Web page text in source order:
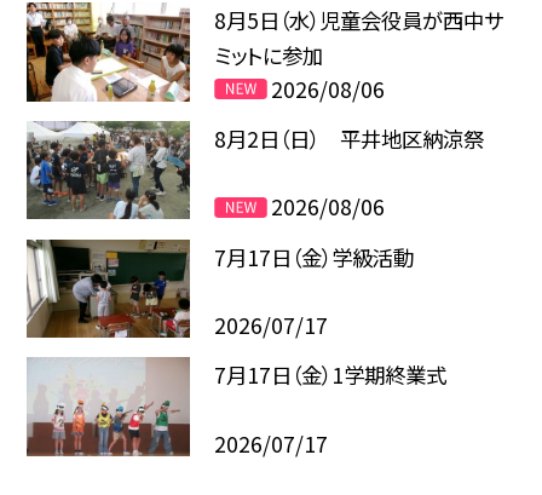
8月5日（水）児童会役員が西中サ
ミットに参加
2026/08/06
8月2日（日） 平井地区納涼祭
2026/08/06
7月17日（金）学級活動
2026/07/17
7月17日（金）1学期終業式
2026/07/17